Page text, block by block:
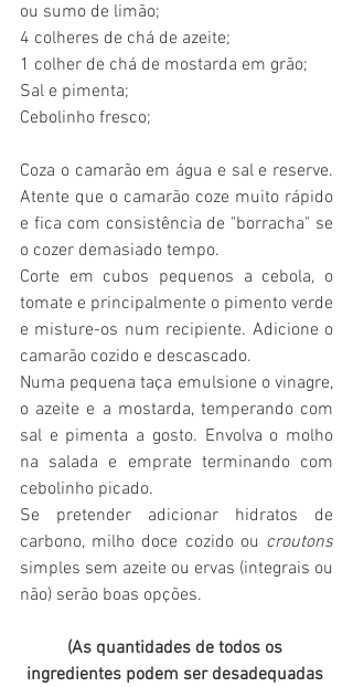
ou sumo de limão;
4 colheres de chá de azeite;
1 colher de chá de mostarda em grão;
Sal e pimenta;
Cebolinho fresco;
Coza o camarão em água e sal e reserve.
Atente que o camarão coze muito rápido
e fica com consistência de "borracha" se
o cozer demasiado tempo.
Corte em cubos pequenos a cebola, o
tomate e principalmente o pimento verde
e misture-os num recipiente. Adicione o
camarão cozido e descascado.
Numa pequena taça emulsione o vinagre,
o azeite e a mostarda, temperando com
sal e pimenta a gosto. Envolva o molho
na salada e emprate terminando com
cebolinho picado.
Se pretender adicionar hidratos de
carbono, milho doce cozido ou croutons
simples sem azeite ou ervas (integrais ou
não) serão boas opções.
(As quantidades de todos os
ingredientes podem ser desadequadas